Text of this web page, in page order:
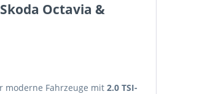
Octavia &
moderne Fahrzeuge mit 2.0 TSI-